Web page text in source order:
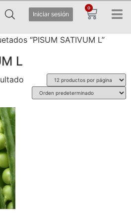
Iniciar sesión
0
“PISUM SATIVUM L”
L